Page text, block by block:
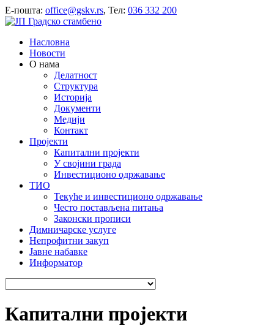
E-пошта: office@gskv.rs, Тел: 036 332 200
Насловна
Новости
О нама
Делатност
Структура
Историја
Документи
Медији
Контакт
Пројекти
Капитални пројекти
У својини града
Инвестиционо одржавање
ТИО
Текуће и инвестиционо одржавање
Често постављена питања
Законски прописи
Димничарске услуге
Непрофитни закуп
Јавне набавке
Информатор
Капитални пројекти